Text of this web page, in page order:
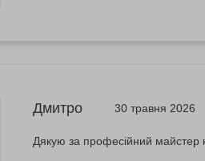
Дмитро 30 травня 2026
Дякую за професійний майстер